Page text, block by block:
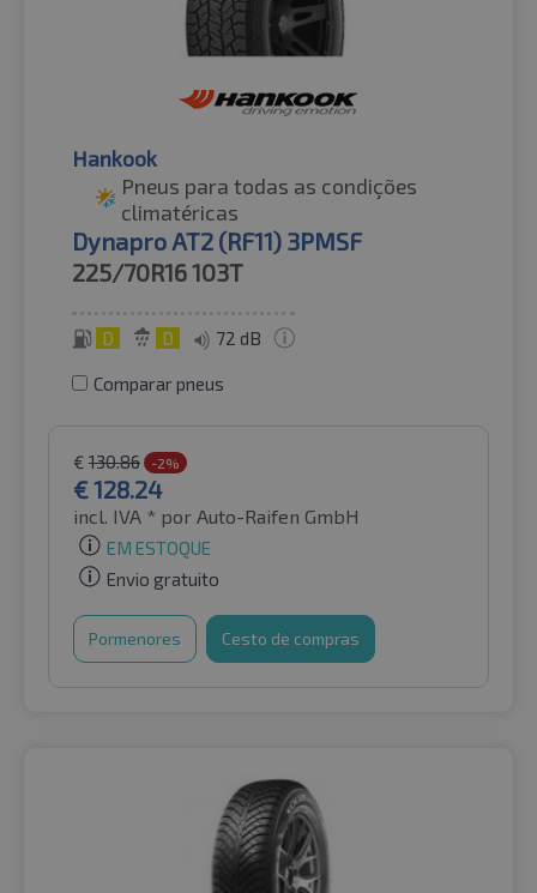
Hankook
Pneus para todas as condições
climatéricas
Dynapro AT2 (RF11) 3PMSF
225/70R16103T
D D 72 dB
Comparar pneus
€ 130.86 -2%
€128.24
incl. IVA * por Auto-Raifen GmbH
EM ESTOQUE
Envio gratuito
Pormenores Cesto de compras